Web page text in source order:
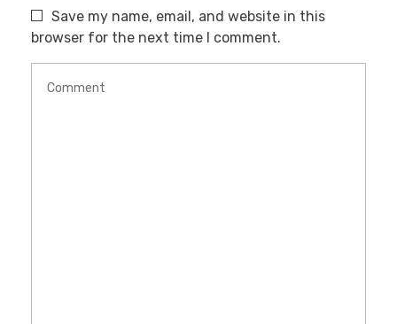
Save my name, email, and website in this
browser for the next time I comment.